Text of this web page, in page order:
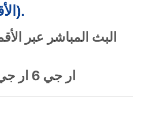
الأقمار الصناعية).